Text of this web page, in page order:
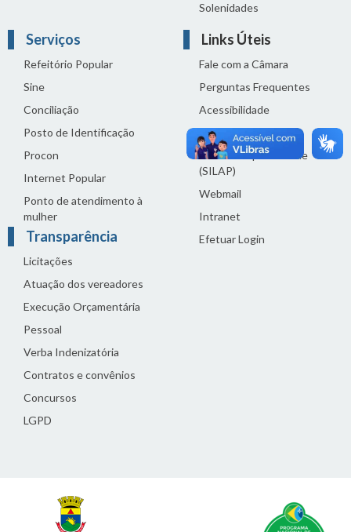
Solenidades
Serviços
Refeitório Popular
Sine
Conciliação
Posto de Identificação
Procon
Internet Popular
Ponto de atendimento à
mulher
Transparência
Licitações
Atuação dos vereadores
Execução Orçamentária
Pessoal
Verba Indenizatória
Contratos e convênios
Concursos
LGPD
Links Úteis
Fale com a Câmara
Perguntas Frequentes
Acessibilidade
Termos de uso
Política de privacidade
(SILAP)
Webmail
Intranet
Efetuar Login